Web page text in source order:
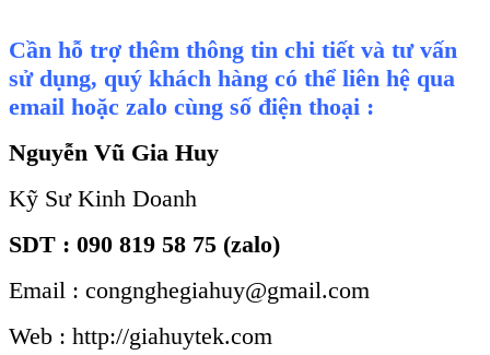
Cần hỗ trợ thêm thông tin chi tiết và tư vấn
sử dụng, quý khách hàng có thể liên hệ qua
email hoặc zalo cùng số điện thoại :
Nguyễn Vũ Gia Huy
Kỹ Sư Kinh Doanh
SDT : 090 819 58 75 (zalo)
Email : congnghegiahuy@gmail.com
Web : http://giahuytek.com